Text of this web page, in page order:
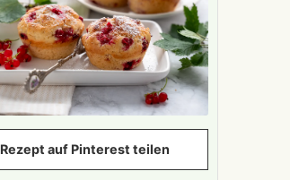
Rezept auf Pinterest teilen